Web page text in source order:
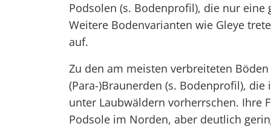
Podsolen (s. Bodenprofil), die nur
Weitere Bodenvarianten wie Gleye
auf.
Zu den am meisten verbreiteten
(Para-)Braunerden (s. Bodenprofil),
unter Laubwäldern vorherrschen. Ihre
Podsole im Norden, aber deutlich